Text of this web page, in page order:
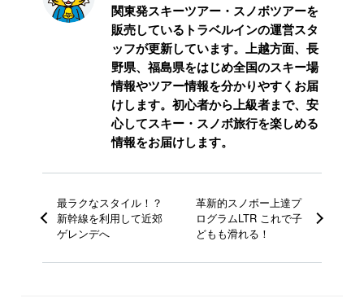
関東発スキーツアー・スノボツアーを
販売しているトラベルインの運営スタ
ッフが更新しています。上越方面、長
野県、福島県をはじめ全国のスキー場
情報やツアー情報を分かりやすくお届
けします。初心者から上級者まで、安
心してスキー・スノボ旅行を楽しめる
情報をお届けします。
最ラクなスタイル！？
新幹線を利用して近郊
ゲレンデへ
革新的スノボー上達プ
ログラムLTR これで子
どもも滑れる！